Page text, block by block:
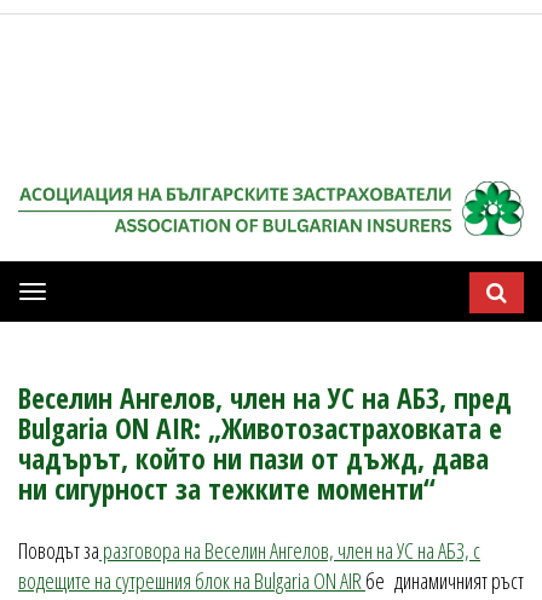
Мобилна
навигация
Веселин Ангелов, член на УС на АБЗ, пред
Bulgaria ON AIR: „Животозастраховката е
чадърът, който ни пази от дъжд, дава
ни сигурност за тежките моменти“
Поводът за разговора на Веселин Ангелов, член на УС на АБЗ, с
водещите на сутрешния блок на Bulgaria ON AIRбе динамичният ръст